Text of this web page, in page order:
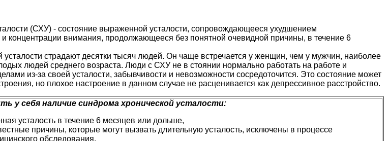
(СХУ) - состояние выраженной усталости, сопровождающееся ухудшением
концентрации внимания, продолжающееся без понятной очевидной причины, в течение 6
усталости страдают десятки тысяч людей. Он чаще встречается у женщин, чем у мужчин, наиболее
людей среднего возраста. Люди с СХУ не в стоянии нормально работать на работе и
из-за своей усталости, забывчивости и невозможности сосредоточится. Это состояние может
но плохое настроение в данном случае не расценивается как депрессивное расстройство.
у себя наличие синдрома хронической усталости:
усталость в течение 6 месяцев или дольше,
причины, которые могут вызвать длительную усталость, исключены в процессе
обследования,